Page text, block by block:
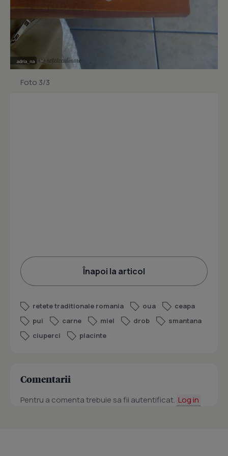
Foto 3/3
Înapoi la articol
retete traditionale romania oua
ceapa
pui
carne miel drob
smantana
ciuperci
placinte
Comentarii
Pentru a comenta trebuie sa fii autentificat. Log in